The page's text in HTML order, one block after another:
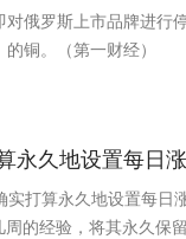
对俄罗斯上市品牌进
铜。（第一财经）
永久地设置每日
实打算永久地设置每日
的经验，将其永久保